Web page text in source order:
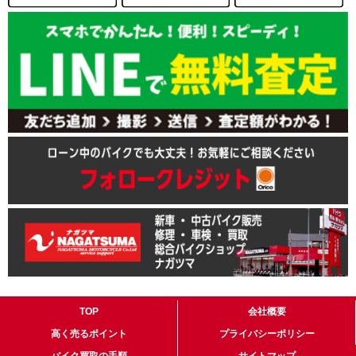
TOP
高く売るポイント
会社概要
プライバシーポリシー